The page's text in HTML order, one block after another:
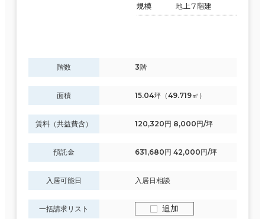
規模 地上7階建
階数 3階
面積 15.04坪（49.719㎡）
賃料（共益費含） 120,320円 8,000円/坪
預託金 631,680円 42,000円/坪
入居可能日 入居日相談
一括請求リスト 追加